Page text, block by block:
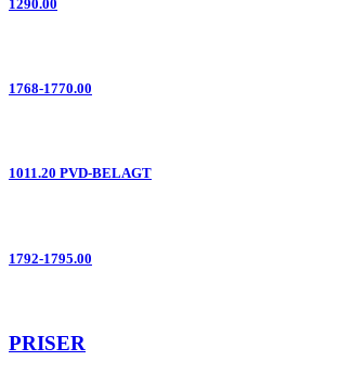
1290.00
1768-1770.00
1011.20 PVD-BELAGT
1792-1795.00
PRISER